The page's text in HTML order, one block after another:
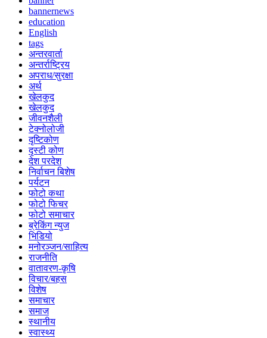
bannernews
education
English
tags
अन्तरवार्ता
अन्तर्राष्ट्रिय
अपराध/सुरक्षा
अर्थ
खेलकुद
खेलकुद
जीवनशैली
टेक्नोलोजी
दृष्टिकोण
दृस्टी कोण
देश परदेश
निर्वाचन बिशेष
पर्यटन
फोटो कथा
फोटो फिचर
फोटो समाचार
ब्रेकिंग न्युज
भिडियो
मनोरञ्जन/साहित्य
राजनीति
वातावरण-कृषि
विचार/बहस
विशेष
समाचार
समाज
स्थानीय
स्वास्थ्य